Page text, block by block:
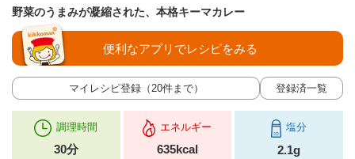
野菜のうまみが凝縮された、本格キーマカレー
マイレシピ登録（20件まで） 登録済一覧
便利なアプリでレシピをみる
調理時間
30分
エネルギー
635kcal
塩分
2.1g